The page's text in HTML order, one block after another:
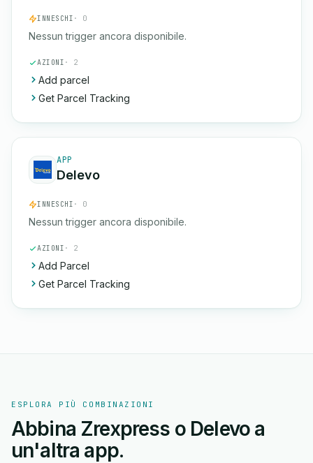
INNESCHI · 0
Nessun trigger ancora disponibile.
AZIONI · 2
Add parcel
Get Parcel Tracking
APP
Delevo
INNESCHI · 0
Nessun trigger ancora disponibile.
AZIONI · 2
Add Parcel
Get Parcel Tracking
ESPLORA PIÙ COMBINAZIONI
Abbina Zrexpress o Delevo a
un'altra app.